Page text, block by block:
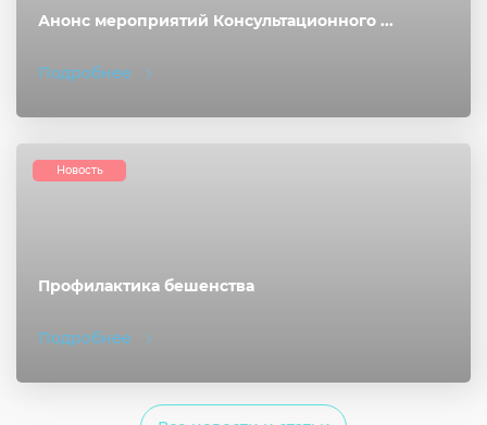
Анонс мероприятий Консультационного ...
Подробнее
Профилактика бешенства
Подробнее
Новость